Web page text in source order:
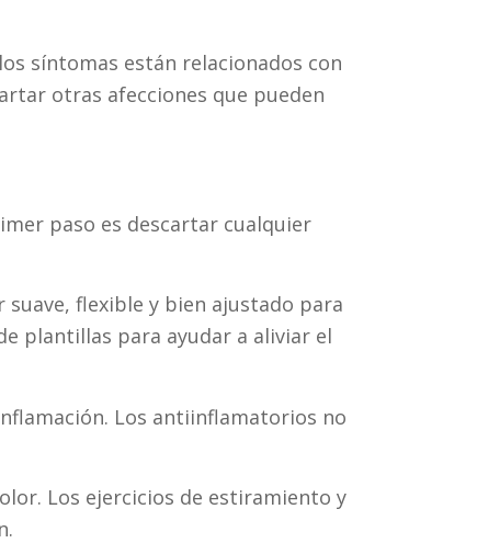
síntomas están relacionados con
otras afecciones que pueden
paso es descartar cualquier
suave, flexible y bien ajustado para
plantillas para ayudar a aliviar el
Los antiinflamatorios no
Los ejercicios de estiramiento y